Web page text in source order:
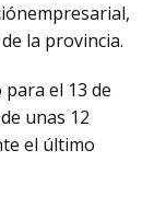
la provincia.
el 13 de
unas 12
el último